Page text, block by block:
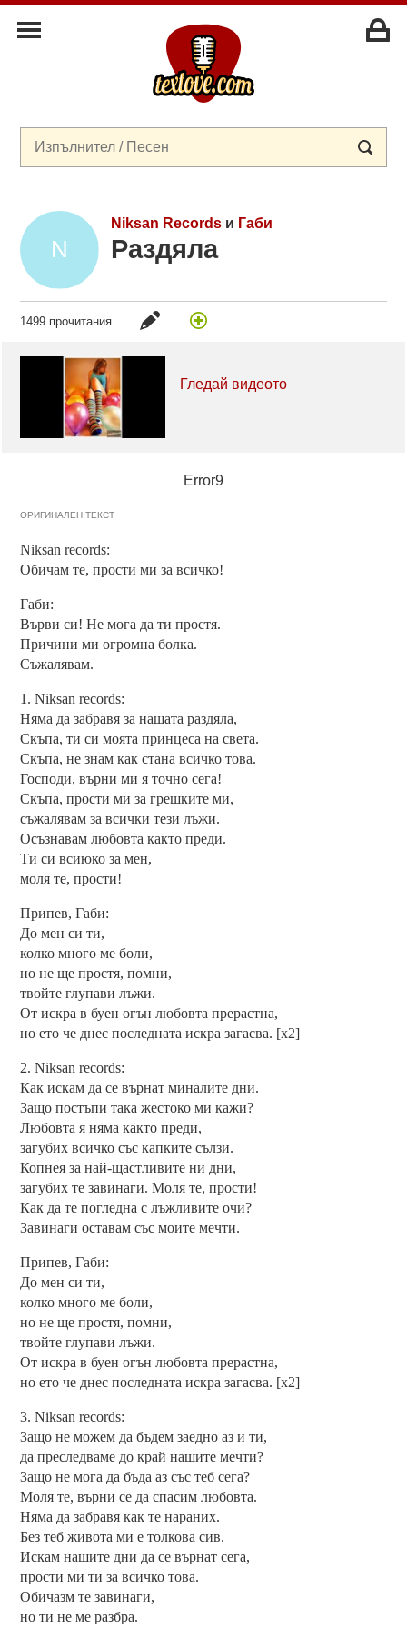
Niksan Recordsи Габи
Раздяла
1499 прочитания
Гледай видеото
Error9
ОРИГИНАЛЕН ТЕКСТ
Niksan records:
Обичам те, прости ми за всичко!
Габи:
Върви си! Не мога да ти простя.
Причини ми огромна болка.
Съжалявам.
1. Niksan records:
Няма да забравя за нашата раздяла,
Скъпа, ти си моята принцеса на света.
Скъпа, не знам как стана всичко това.
Господи, върни ми я точно сега!
Скъпа, прости ми за грешките ми,
съжалявам за всички тези лъжи.
Осъзнавам любовта както преди.
Ти си всиюко за мен,
моля те, прости!
Припев, Габи:
До мен си ти,
колко много ме боли,
но не ще простя, помни,
твойте глупави лъжи.
От искра в буен огън любовта прерастна,
но ето че днес последната искра загасва. [x2]
2. Niksan records:
Как искам да се върнат миналите дни.
Защо постъпи така жестоко ми кажи?
Любовта я няма както преди,
загубих всичко със капките сълзи.
Копнея за най-щастливите ни дни,
загубих те завинаги. Моля те, прости!
Как да те погледна с лъжливите очи?
Завинаги оставам със моите мечти.
Припев, Габи:
До мен си ти,
колко много ме боли,
но не ще простя, помни,
твойте глупави лъжи.
От искра в буен огън любовта прерастна,
но ето че днес последната искра загасва. [x2]
3. Niksan records:
Защо не можем да бъдем заедно аз и ти,
да преследваме до край нашите мечти?
Защо не мога да бъда аз със теб сега?
Моля те, върни се да спасим любовта.
Няма да забравя как те нараних.
Без теб живота ми е толкова сив.
Искам нашите дни да се върнат сега,
прости ми ти за всичко това.
Обичазм те завинаги,
но ти не ме разбра.